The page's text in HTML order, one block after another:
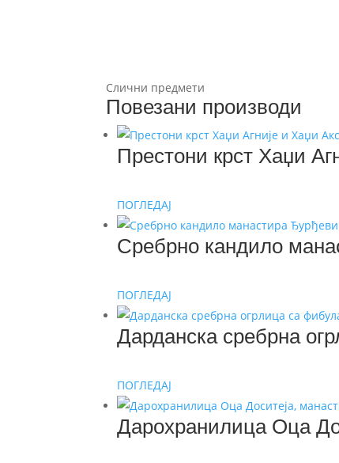
Слични предмети
Повезани производи
Престони крст Хаџи
ПОГЛЕДАЈ
Сребрно кандило
ПОГЛЕДАЈ
Дарданска сребрна
ПОГЛЕДАЈ
Дарохранилица Оца